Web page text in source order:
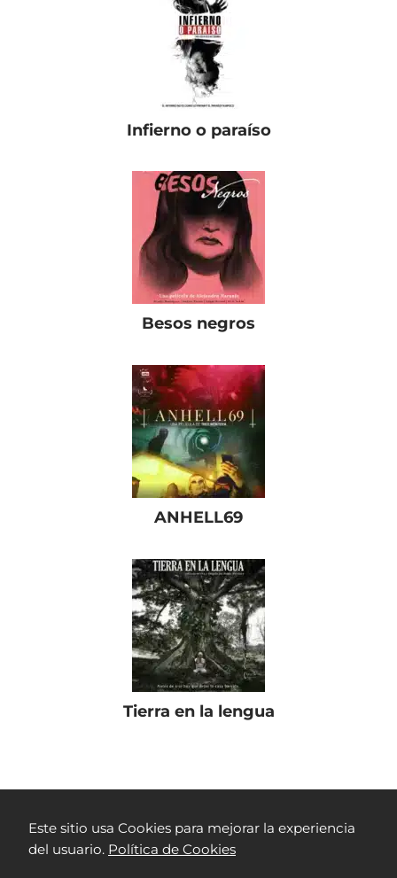
Infierno o paraíso
Besos negros
ANHELL69
Tierra en la lengua
Este sitio usa Cookies para mejorar la experiencia
del usuario. Política de Cookies